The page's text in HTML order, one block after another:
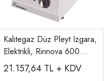
Kalitegaz Düz Pleyt Izgara,
Elektrikli, Rinnova 600
Serisi GF4060E
21.157,64 TL + KDV